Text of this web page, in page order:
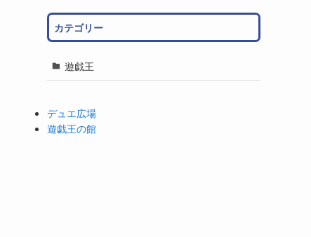
カテゴリー
遊戯王
デュエ広場
遊戯王の館